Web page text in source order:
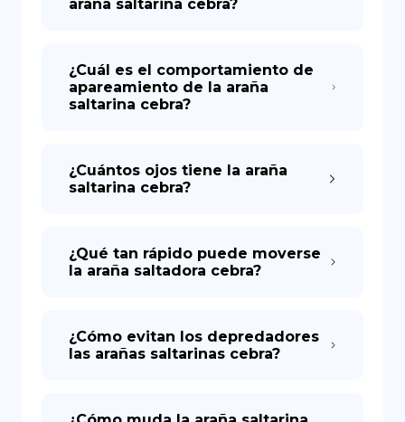
araña saltarina cebra?
¿Cuál es el comportamiento de
apareamiento de la araña
saltarina cebra?
¿Cuántos ojos tiene la araña
saltarina cebra?
¿Qué tan rápido puede moverse
la araña saltadora cebra?
¿Cómo evitan los depredadores
las arañas saltarinas cebra?